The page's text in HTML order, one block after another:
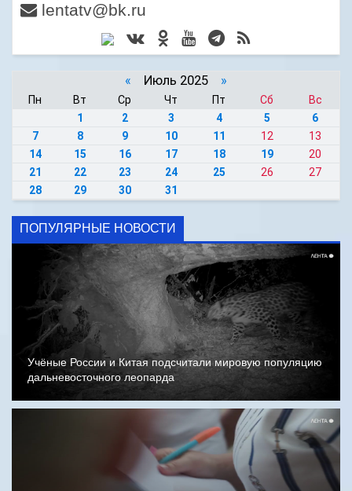
lentatv@bk.ru
« Июль 2025 »
Пн Вт Ср Чт Пт Сб
Вс
1
2 3 4 5
6
7
8 9 10 11 12
13
14
15 16 17 18 19
20
21
22 23 24 25 26
27
28
29 30 31
ПОПУЛЯРНЫЕ НОВОСТИ
Учёные России и Китая подсчитали мировую популяцию
дальневосточного леопарда